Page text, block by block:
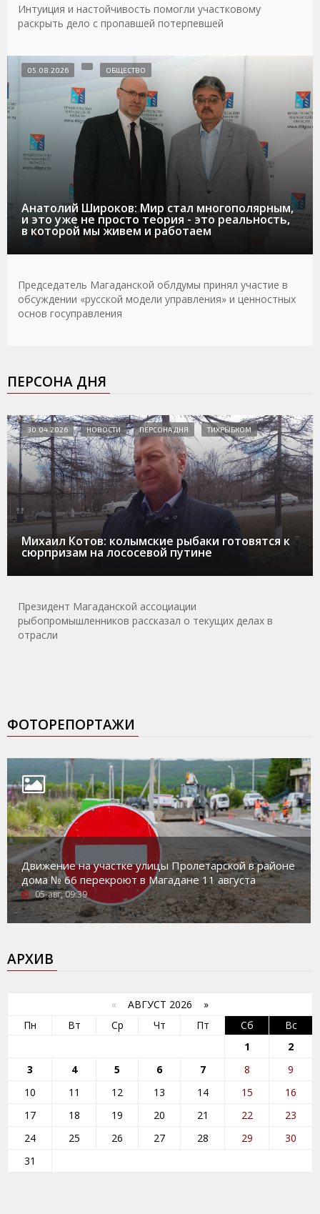
Интуиция и настойчивость помогли участковому
раскрыть дело с пропавшей потерпевшей
Анатолий Широков: Мир стал многополярным,
и это уже не просто теория - это реальность,
в которой мы живем и работаем
05.08.2026 ОБЩЕСТВО
Председатель Магаданской облдумы принял участие в
обсуждении «русской модели управления» и ценностных
основ госуправления
ПЕРСОНА ДНЯ
Михаил Котов: колымские рыбаки готовятся к
сюрпризам на лососевой путине
30.04.2026 НОВОСТИ ПЕРСОНА ДНЯ ТИХРЫБКОМ
Президент Магаданской ассоциации
рыбопромышленников рассказал о текущих делах в
отрасли
ФОТОРЕПОРТАЖИ
Движение на участке улицы Пролетарской в районе
дома № 66 перекроют в Магадане 11 августа
05-авг, 09:39
АРХИВ
« АВГУСТ 2026 »
Пн
Вт Ср Чт Пт Сб
Вс
1
2
3
4 5 6 7 8
9
10
11 12 13 14 15
16
17
18 19 20 21 22
23
24
25 26 27 28 29
30
31